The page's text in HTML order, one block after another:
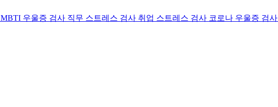
MBTI 우울증 검사 직무 스트레스 검사 취업 스트레스 검사 코로나 우울증 검사